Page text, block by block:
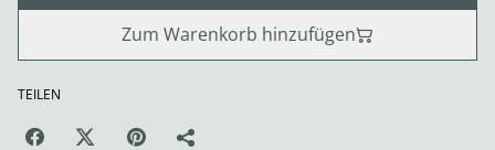
Zum Warenkorb hinzufügen
TEILEN